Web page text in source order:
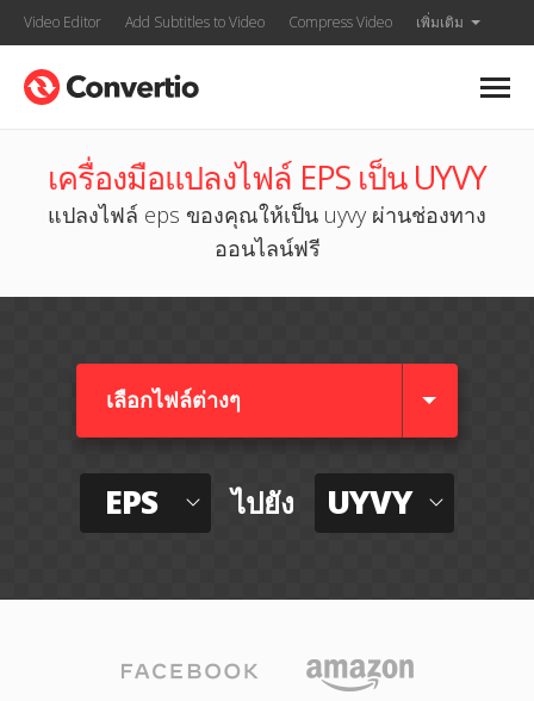
Video Editor Add Subtitles to Video Compress Video เพิ่มเติม
เครื่องมือแปลงไฟล์ EPS เป็น UYVY
แปลงไฟล์ eps ของคุณให้เป็น uyvy ผ่านช่องทาง
ออนไลน์ฟรี
เลือกไฟล์ต่างๆ​
EPS ไปยัง UYVY